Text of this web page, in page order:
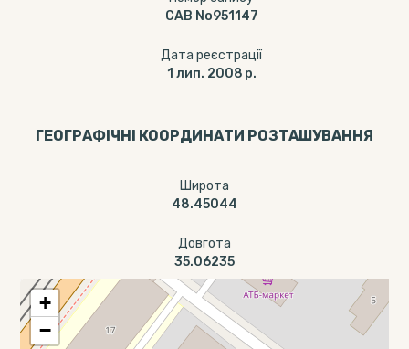
САВ No951147
Дата реєстрації
1 лип. 2008 р.
ГЕОГРАФІЧНІ КООРДИНАТИ РОЗТАШУВАННЯ
Широта
48.45044
Довгота
35.06235
+
−